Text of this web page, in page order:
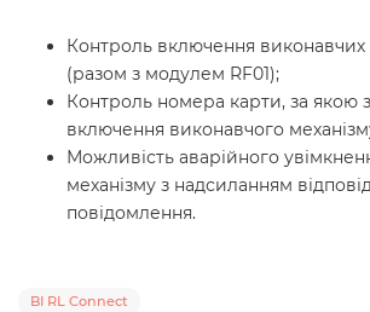
Контроль включення виконавчих
(разом з модулем RF01);
Контроль номера карти, за якою
включення виконавчого
Можливість аварійного
механізму з надсиланням
повідомлення.
BI RL Connect